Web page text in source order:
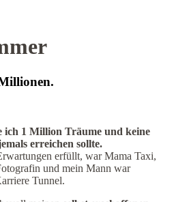
ich 1 Million Träume und keine
erreichen sollte.
erfüllt, war Mama Taxi,
und mein Mann war
Tunnel.